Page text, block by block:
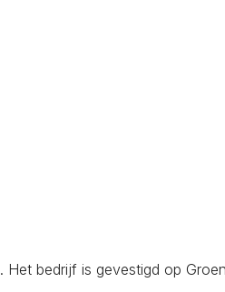
. Het bedrijf is gevestigd op